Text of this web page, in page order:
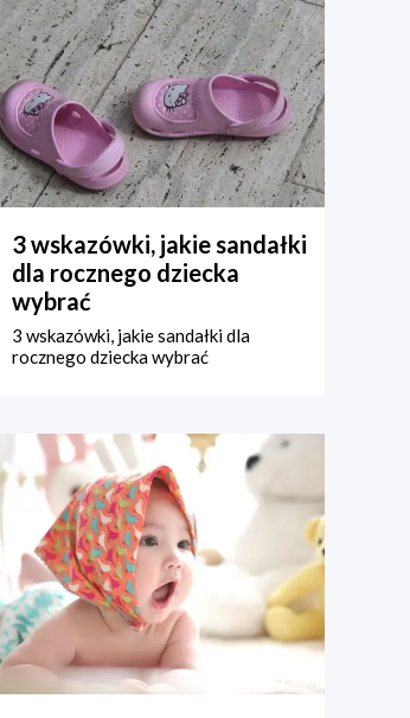
3 wskazówki, jakie sandałki
dla rocznego dziecka
wybrać
3 wskazówki, jakie sandałki dla
rocznego dziecka wybrać